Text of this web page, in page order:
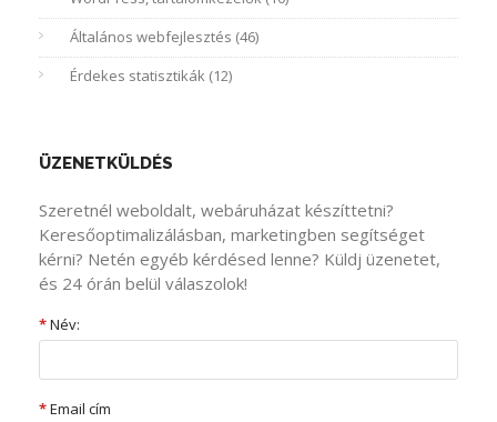
Általános webfejlesztés (46)
Érdekes statisztikák (12)
ÜZENETKÜLDÉS
Szeretnél weboldalt, webáruházat készíttetni?
Keresőoptimalizálásban, marketingben segítséget
kérni? Netén egyéb kérdésed lenne? Küldj üzenetet,
és 24 órán belül válaszolok!
*Név:
*Email cím